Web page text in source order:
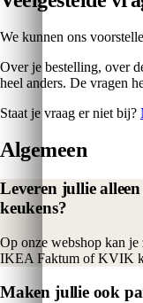
We kunnen ons
Over je bestelling, over
heel anders. De vragen
Staat je vraag er niet bij?
Algemeen
Leveren jullie
keukens?
Op onze webshop kan
IKEA Faktum of KVIK
Maken jullie ook